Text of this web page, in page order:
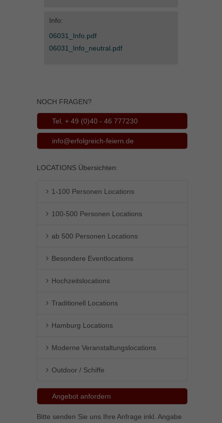
Info:
06031_Info.pdf
06031_Info_neutral.pdf
NOCH FRAGEN?
Tel. + 49 (0)40 - 46 777230
info@erfolgreich-feiern.de
LOCATIONS Übersichten:
1-100 Personen Locations
100-500 Personen Locations
ab 500 Personen Locations
Besondere Eventlocations
Hochzeitslocations
Traditionell Locations
Hamburg Locations
Moderne Veranstaltungslocations
Outdoor / Schiffe
Angebot anfordern
Bitte senden Sie uns Ihre Anfrage inkl. Angabe